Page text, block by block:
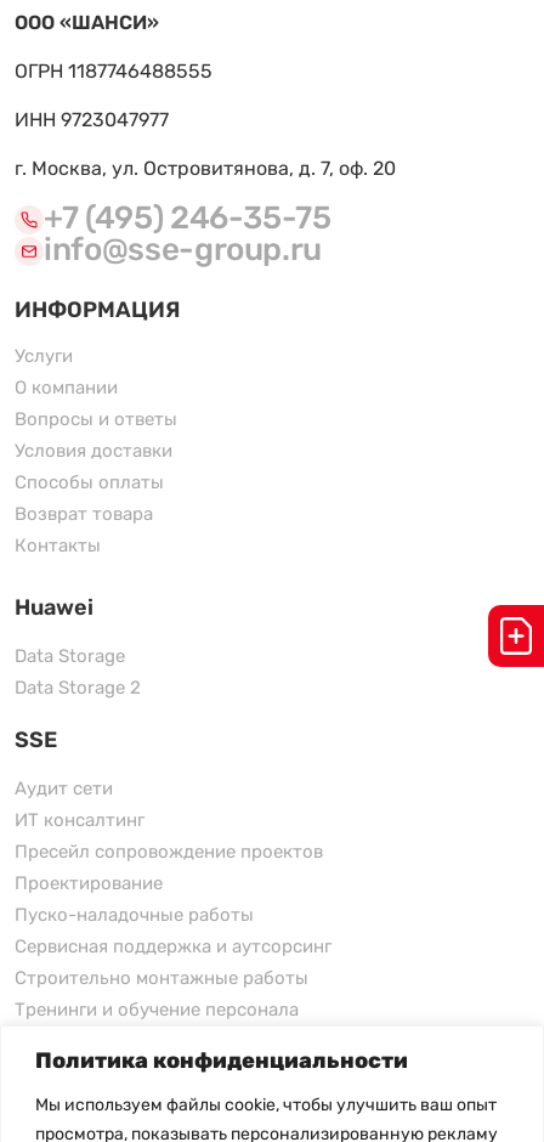
Политика конфиденциальности
Мы используем файлы cookie, чтобы улучшить ваш опыт
просмотра, показывать персонализированную рекламу
ООО «ШАНСИ»
ОГРН 1187746488555
ИНН 9723047977
г. Москва, ул. Островитянова, д. 7, оф. 20
+7 (495) 246-35-75
info@sse-group.ru
ИНФОРМАЦИЯ
Услуги
О компании
Вопросы и ответы
Условия доставки
Способы оплаты
Возврат товара
Контакты
Huawei
Data Storage
Data Storage 2
SSE
Аудит сети
ИТ консалтинг
Пресейл сопровождение проектов
Проектирование
Пуско-наладочные работы
Сервисная поддержка и аутсорсинг
Строительно монтажные работы
Тренинги и обучение персонала
xFusion
xFusion